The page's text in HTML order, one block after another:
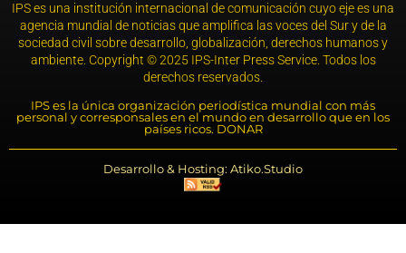
IPS es una institución internacional de comunicación cuyo eje es una
agencia mundial de noticias que amplifica las voces del Sur y de la
sociedad civil sobre desarrollo, globalización, derechos humanos y
ambiente. Copyright © 2025 IPS-Inter Press Service. Todos los
derechos reservados.
IPS es la única organización periodística mundial con más
personal y corresponsales en el mundo en desarrollo que en los
países ricos. DONAR
Desarrollo & Hosting: Atiko.Studio